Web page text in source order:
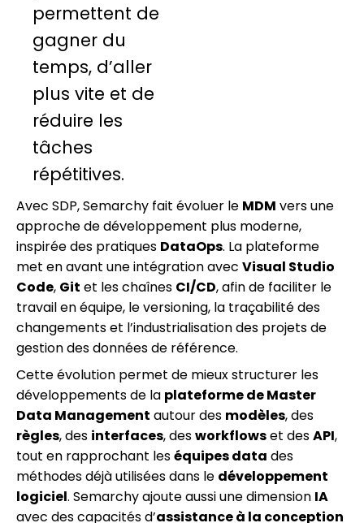
permettent de
gagner du
temps, d’aller
plus vite et de
réduire les
tâches
répétitives.
Avec SDP, Semarchy fait évoluer le MDM vers une
approche de développement plus moderne,
inspirée des pratiques DataOps. La plateforme
met en avant une intégration avec Visual Studio
Code, Git et les chaînes CI/CD, afin de faciliter le
travail en équipe, le versioning, la traçabilité des
changements et l’industrialisation des projets de
gestion des données de référence.
Cette évolution permet de mieux structurer les
développements de la plateforme de Master
Data Management autour des modèles, des
règles, des interfaces, desworkflowset desAPI,
tout en rapprochant leséquipes data des
méthodes déjà utilisées dans le développement
logiciel. Semarchy ajoute aussi une dimension IA
avec des capacités d’assistance à la conception